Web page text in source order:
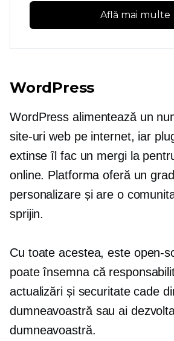
Află mai multe
WordPress
WordPress alimentează un
site-uri web pe internet, iar
extinse îl fac un mergi la
online. Platforma oferă un
personalizare și are o
sprijin.
Cu toate acestea, este open-
poate însemna că
actualizări și securitate cade
dumneavoastră sau ai
dumneavoastră.